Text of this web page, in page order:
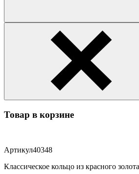
Товар в корзине
Артикул40348
Классическое кольцо из красного